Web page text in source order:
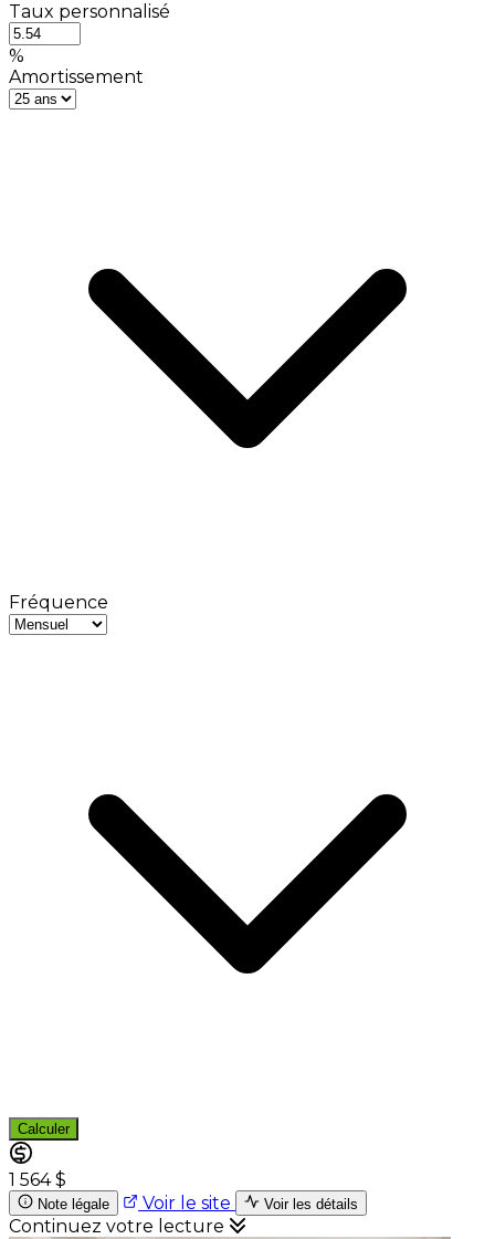
Taux personnalisé
%
Amortissement
Fréquence
Calculer
1 564 $
Note légale Voir le site Voir les détails
Continuez votre lecture